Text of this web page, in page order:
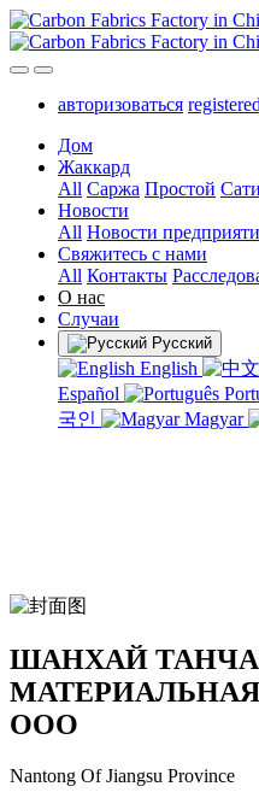
авторизоваться
Дом
Жаккард
All Саржа Простой
Новости
All Новости
Свяжитесь с нами
All Контакты
О нас
Случаи
Русский
English
Español
국인
Magyar
ШАНХАЙ
ООО
Nantong Of Jiangsu Province